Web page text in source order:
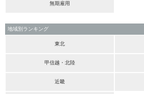
無期雇用
地域別ランキング
東北
甲信越・北陸
近畿